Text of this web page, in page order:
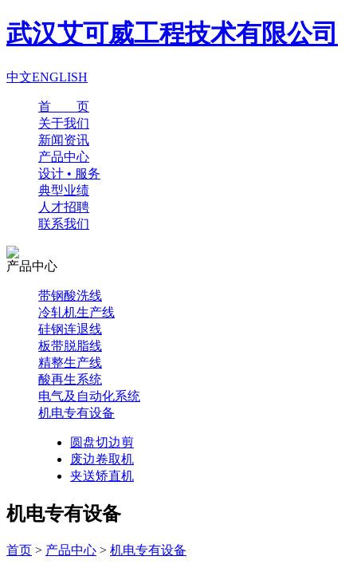
武汉艾可威工程技术有限公司
中文ENGLISH
首 页
关于我们
新闻资讯
产品中心
设计 • 服务
典型业绩
人才招聘
联系我们
产品中心
带钢酸洗线
冷轧机生产线
硅钢连退线
板带脱脂线
精整生产线
酸再生系统
电气及自动化系统
机电专有设备
圆盘切边剪
废边卷取机
夹送矫直机
机电专有设备
首页 > 产品中心 > 机电专有设备